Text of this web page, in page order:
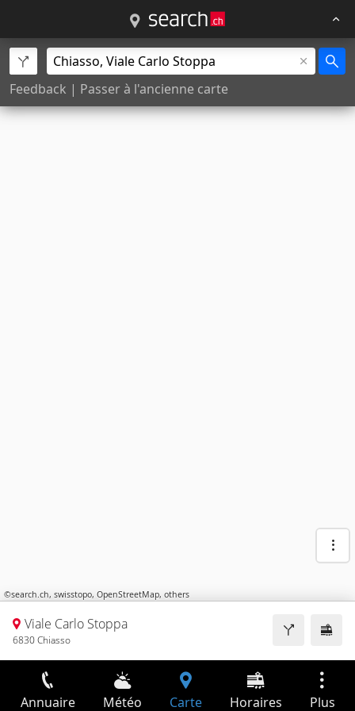
Feedback | Passer à l'ancienne carte
©search.ch, swisstopo, OpenStreetMap, others
Viale Carlo Stoppa
6830 Chiasso
Annuaire Météo Carte Horaires Plus